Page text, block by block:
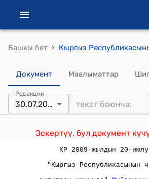
Башкы бет ›
Документ Маалыматтар
Редакция
30.07.2008
Эскертүү, бул документ